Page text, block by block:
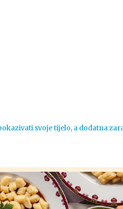
svoje tijelo, a dodatna